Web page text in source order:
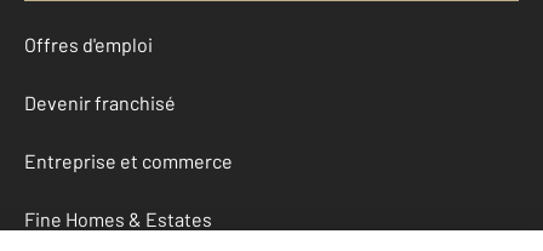
Offres d'emploi
Devenir franchisé
Entreprise et commerce
Fine Homes & Estates